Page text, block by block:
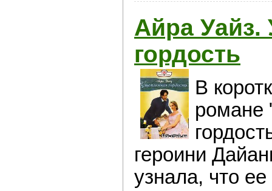
Айра
гордость
В
романе
героини
узнала, что